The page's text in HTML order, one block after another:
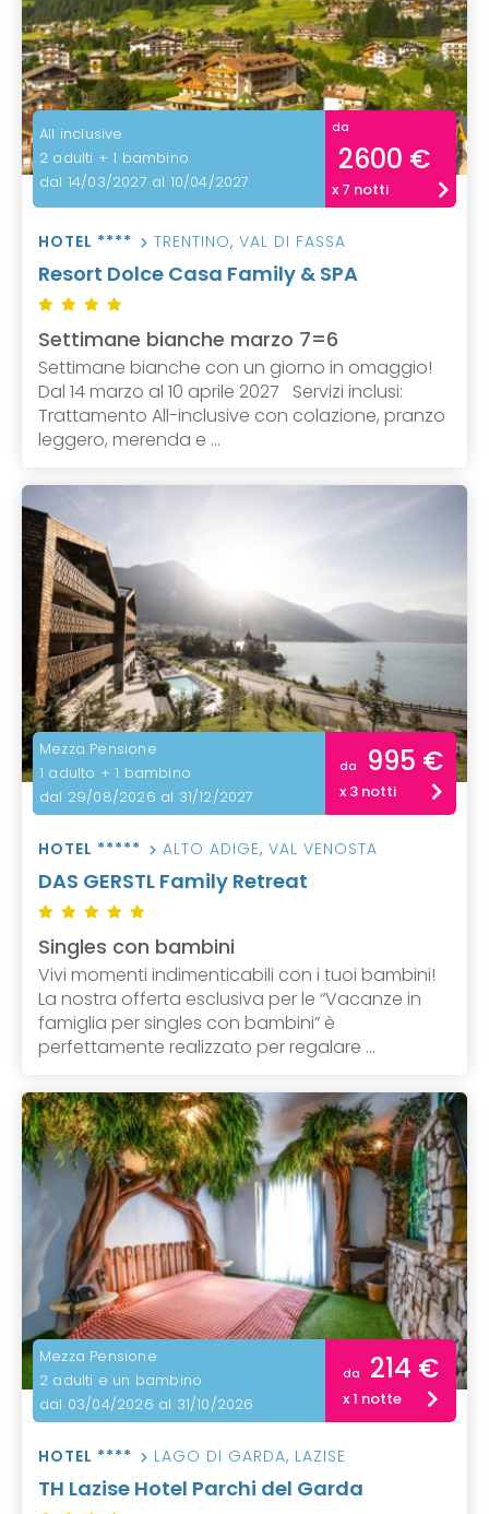
All inclusive
2 adulti + 1 bambino
dal 14/03/2027 al 10/04/2027
da
2600 €
x 7 notti
HOTEL **** TRENTINO, VAL DI FASSA
Resort Dolce Casa Family & SPA
Settimane bianche marzo 7=6
Settimane bianche con un giorno in omaggio!
Dal 14 marzo al 10 aprile 2027 Servizi inclusi:
Trattamento All-inclusive con colazione, pranzo
leggero, merenda e ...
Mezza Pensione
1 adulto + 1 bambino
dal 29/08/2026 al 31/12/2027
da 995 €
x 3 notti
HOTEL ***** ALTO ADIGE, VAL VENOSTA
DAS GERSTL Family Retreat
Singles con bambini
Vivi momenti indimenticabili con i tuoi bambini!
La nostra offerta esclusiva per le “Vacanze in
famiglia per singles con bambini” è
perfettamente realizzato per regalare ...
Mezza Pensione
2 adulti e un bambino
dal 03/04/2026 al 31/10/2026
da 214 €
x 1 notte
HOTEL **** LAGO DI GARDA, LAZISE
TH Lazise Hotel Parchi del Garda